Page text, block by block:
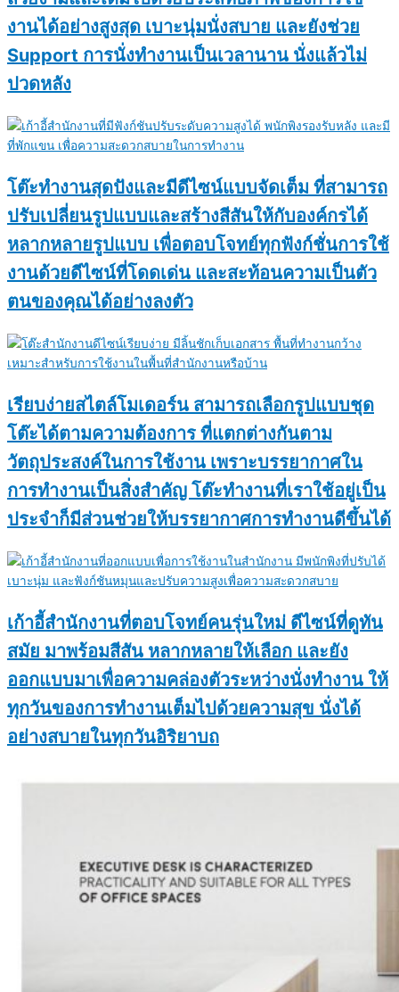
งานได้อย่างสูงสุด เบาะนุ่มนั่งสบาย และยังช่วย
Support การนั่งทำงานเป็นเวลานาน นั่งแล้วไม่
ปวดหลัง
โต๊ะทำงานสุดปังและมีดีไซน์แบบจัดเต็ม ที่สามารถ
ปรับเปลี่ยนรูปแบบและสร้างสีสันให้กับองค์กรได้
หลากหลายรูปแบบ เพื่อตอบโจทย์ทุกฟังก์ชั่นการใช้
งานด้วยดีไซน์ที่โดดเด่น และสะท้อนความเป็นตัว
ตนของคุณได้อย่างลงตัว
เรียบง่ายสไตล์โมเดอร์น สามารถเลือกรูปแบบชุด
โต๊ะได้ตามความต้องการ ที่แตกต่างกันตาม
วัตถุประสงค์ในการใช้งาน เพราะบรรยากาศใน
การทำงานเป็นสิ่งสำคัญ โต๊ะทำงานที่เราใช้อยู่เป็น
ประจำก็มีส่วนช่วยให้บรรยากาศการทำงานดีขึ้นได้
เก้าอี้สำนักงานที่ตอบโจทย์คนรุ่นใหม่ ดีไซน์ที่ดูทัน
สมัย มาพร้อมสีสัน หลากหลายให้เลือก และยัง
ออกแบบมาเพื่อความคล่องตัวระหว่างนั่งทำงาน ให้
ทุกวันของการทำงานเต็มไปด้วยความสุข นั่งได้
อย่างสบายในทุกวันอิริยาบถ